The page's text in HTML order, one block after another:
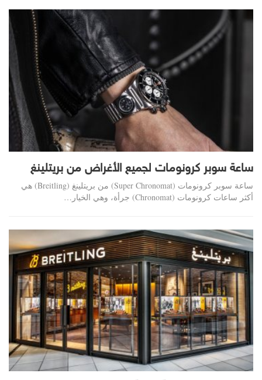
ساعة سوبر كرونومات لجميع الأغراض من بريتلينغ
ساعة سوبر كرونومات (Super Chronomat) من بريتلينغ (Breitling) هي
أكثر ساعات كرونومات (Chronomat) جرأة، وهي الخيار…